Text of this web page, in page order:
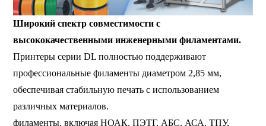
Широкий спектр совместимости с
высококачественными инженерными филаментами.
Принтеры серии DL полностью поддерживают
профессиональные филаменты диаметром 2,85 мм,
обеспечивая стабильную печать с использованием
различных материалов.
филаменты, включая НОАК, ПЭТГ, АБС, АСА, ТПУ,